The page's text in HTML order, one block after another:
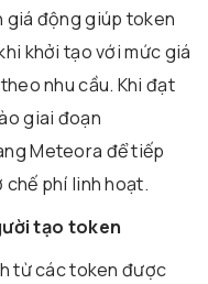
giá động giúp token
khởi tạo với mức giá
nhu cầu. Khi đạt
giai đoạn
Meteora để tiếp
phí linh hoạt.
tạo token
từ các token được